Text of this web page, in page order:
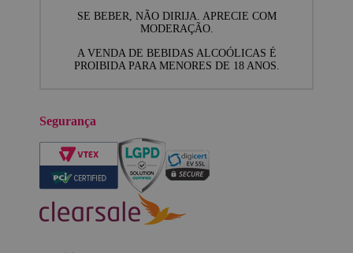
SE BEBER, NÃO DIRIJA. APRECIE COM
MODERAÇÃO.
A VENDA DE BEBIDAS ALCOÓLICAS É
PROIBIDA PARA MENORES DE 18 ANOS.
Segurança